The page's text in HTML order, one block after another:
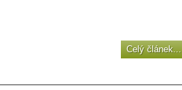
Celý článek...